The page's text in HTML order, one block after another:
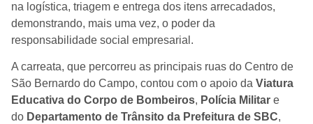
na logística, triagem e entrega dos itens arrecadados,
demonstrando, mais uma vez, o poder da
responsabilidade social empresarial.
A carreata, que percorreu as principais ruas do Centro de
São Bernardo do Campo, contou com o apoio da Viatura
Educativa do Corpo de Bombeiros, Polícia Militar e
do Departamento de Trânsito da Prefeitura de SBC,